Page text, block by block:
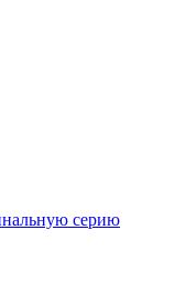
серию